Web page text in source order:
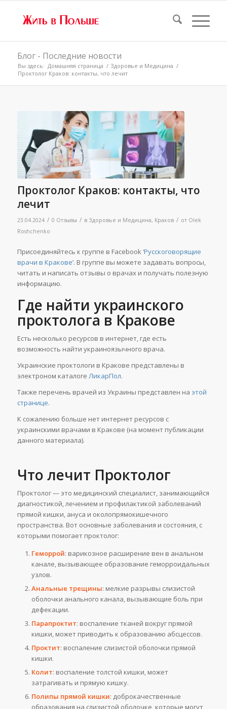
Блог - Последние новости
Вы здесь: Домашняя страница / Здоровье и Медицина /
Проктолог Краков: контакты, что лечит
Проктолог Краков: контакты, что
лечит
23.04.2024 / 0 Отзывы / в Здоровье и Медицина, Краков / от Olek
Roshchenko
Присоединяйтесь к группе в Facebook‘Русскоговорящие
врачи в Кракове’. В группе вы можете задавать вопросы,
читать и написать отзывы о врачах и получать полезную
информацию.
Где найти украинского
проктолога в Кракове
Есть несколько ресурсов в интернет, где есть
возможность найти украиноязычного врача.
Украинские проктологи в Кракове представлены в
электроном каталоге ЛикарПол.
Также перечень врачей из Украины представлен на этой
странице.
К сожалению больше нет интернет ресурсов с
украинскими врачами в Кракове (на момент публикации
данного материала).
Что лечит Проктолог
Проктолог — это медицинский специалист, занимающийся
диагностикой, лечением и профилактикой заболеваний
прямой кишки, ануса и околопрямокишечного
пространства. Вот основные заболевания и состояния, с
которыми помогает проктолог:
Геморрой: варикозное расширение вен в анальном
канале, вызывающее образование геморроидальных
узлов.
Анальные трещины: мелкие разрывы слизистой
оболочки анального канала, вызывающие боль при
дефекации.
Парапроктит: воспаление тканей вокруг прямой
кишки, может приводить к образованию абсцессов.
Проктит: воспаление слизистой оболочки прямой
кишки.
Колит: воспаление толстой кишки, может
затрагивать и прямую кишку.
Полипы прямой кишки: доброкачественные
образования на слизистой оболочке, которые могут